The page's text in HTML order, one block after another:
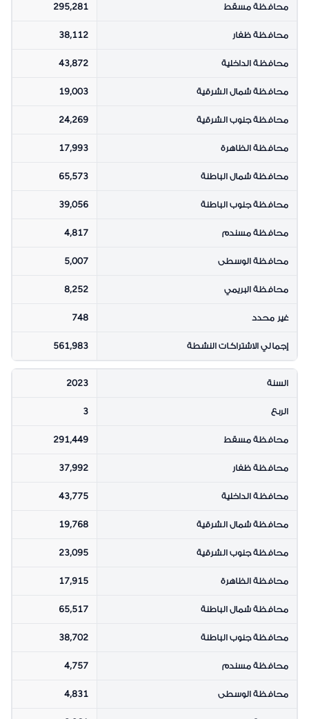
محافظة مسقط 295,281
محافظة ظفار 38,112
محافظة الداخلية 43,872
محافظة شمال الشرقية 19,003
محافظة جنوب الشرقية 24,269
محافظة الظاهرة 17,993
محافظة شمال الباطنة 65,573
محافظة جنوب الباطنة 39,056
محافظة مسندم 4,817
محافظة الوسطى 5,007
محافظة البريمي 8,252
غير محدد 748
إجمالي الاشتراكات النشطة 561,983
السنة 2023
الربع 3
محافظة مسقط 291,449
محافظة ظفار 37,992
محافظة الداخلية 43,775
محافظة شمال الشرقية 19,768
محافظة جنوب الشرقية 23,095
محافظة الظاهرة 17,915
محافظة شمال الباطنة 65,517
محافظة جنوب الباطنة 38,702
محافظة مسندم 4,757
محافظة الوسطى 4,831